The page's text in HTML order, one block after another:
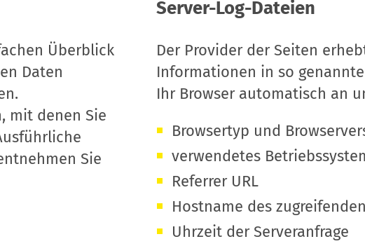
Überblick
Daten
mit denen Sie
Sie
Server-Log-Dateien
Der Provider der Seiten
Informationen in so
Ihr Browser automatisch an
Browsertyp und
verwendetes
Referrer URL
Hostname des
Uhrzeit der Serveranfrage